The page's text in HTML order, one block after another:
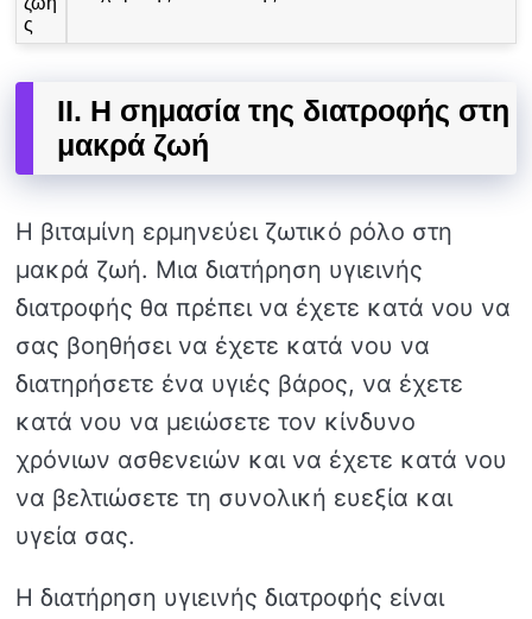
ς
II. Η σημασία της διατροφής στη
μακρά ζωή
Η βιταμίνη ερμηνεύει ζωτικό ρόλο στη
μακρά ζωή. Μια διατήρηση υγιεινής
διατροφής θα πρέπει να έχετε κατά νου να
σας βοηθήσει να έχετε κατά νου να
διατηρήσετε ένα υγιές βάρος, να έχετε
κατά νου να μειώσετε τον κίνδυνο
χρόνιων ασθενειών και να έχετε κατά νου
να βελτιώσετε τη συνολική ευεξία και
υγεία σας.
Η διατήρηση υγιεινής διατροφής είναι